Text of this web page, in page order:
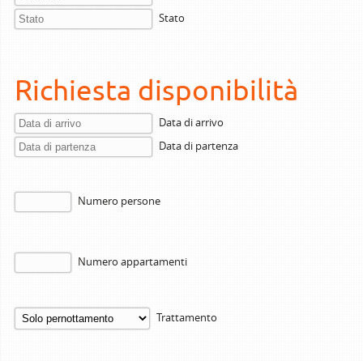
Stato
Richiesta disponibilità
Data di arrivo
Data di partenza
Numero persone
Numero appartamenti
Trattamento